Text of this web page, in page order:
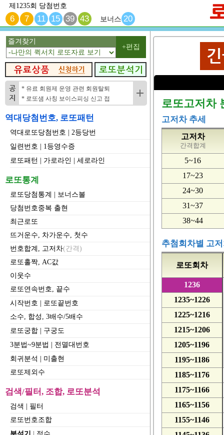
제1235회 당첨번호
6 7 11 15 39 43 보너스 20
즐겨찾기
+편집
* 유료 회원제 운영 관련 회원탈퇴
* 로또샘 사칭 보이스피싱 신고 접
역대당첨번호, 로또패턴
역대로또당첨번호
2등당번
일련번호
1등영수증
로또패턴
가로라인 세로라인
로또통계
로또당첨통계
보너스볼
당첨번호중복 출현
최근로또
뜨거운수, 차가운수, 첫수
번호합계, 고저차(간격)
로또홀짝, AC값
이웃수
로또연속번호, 끝수
시작번호
로또끝번호
소수, 합성, 3배수/5배수
로또궁합
구궁도
3분법~9분법
전멸대번호
회귀분석
미출현
로또제외수
검색/필터, 조합, 로또분석
검색
필터
로또번호조합
로또고저차
고저차 추세
고저차
간격합계
5~16
17~23
24~30
31~37
38~44
추첨회차별 고
로또회차
1236
1235~1226
1225~1216
1215~1206
1205~1196
1195~1186
1185~1176
1175~1166
1165~1156
1155~1146